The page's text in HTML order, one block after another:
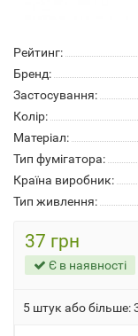
Рейтинг:
Бренд:
Застосування:
Колір:
Матеріал:
Тип фумігатора:
Країна виробник:
Тип живлення:
37 грн
Є в наявності
5 штук або більше: